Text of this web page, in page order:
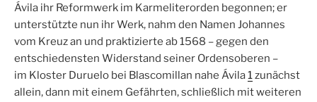
Ávila ihr Reformwerk im Karmeliterorden begonnen; er
unterstützte nun ihr Werk, nahm den Namen Johannes
vom Kreuz an und praktizierte ab 1568 – gegen den
entschiedensten Widerstand seiner Ordensoberen –
im Kloster Duruelo bei Blascomillan nahe Ávila1zunächst
allein, dann mit einem Gefährten, schließlich mit weiteren